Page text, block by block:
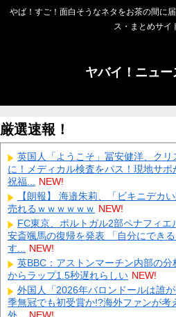
やば！すご！面白そうなネタをお茶の間に
ス・まとめサイ
ヤバイ！ニュ
厳選速報！
英国人「ようこそ」冨安健洋、ク
に！メディカル検査をパス！現地サ
祝福... NEW!
【朗報】 海邉朱莉、「ビキニデカ
売れるｗｗｗｗｗｗ NEW!
FC東京、ポルトガル2部ペナフィ
安斎颯馬の復帰を発表 「自分にでき
す... NEW!
英BBC：アストンマーチン内部の
からラップ1.5秒遅れらしい NEW!
外国人「2026年バロンドールは誰
季無冠でも初受賞か!?海外ファンが考